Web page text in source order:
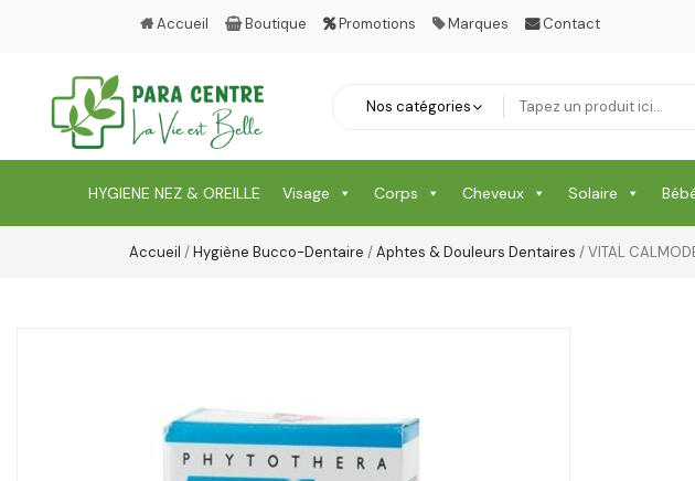
Accueil Boutique Promotions Marques Contact
HYGIENE NEZ & OREILLE Visage Corps Cheveux Solaire
Accueil /Hygiène Bucco-Dentaire /Aphtes & Douleurs Dentaires / VITAL
SANTE
Shampooing & Masque
Soin Cicatrisante
SOIN DE CORPS